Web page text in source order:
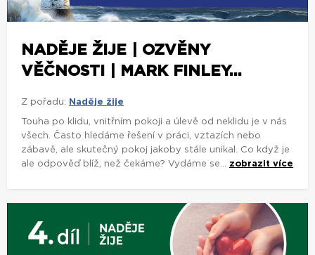
NADĚJE ŽIJE | OZVĚNY
VĚČNOSTI | MARK FINLEY...
Z pořadu: Naděje žije
Touha po klidu, vnitřním pokoji a úlevě od neklidu je v nás
všech. Často hledáme řešení v práci, vztazích nebo
zábavě, ale skutečný pokoj jakoby stále unikal. Co když je
ale odpověď blíž, než čekáme? Vydáme se... zobrazit více